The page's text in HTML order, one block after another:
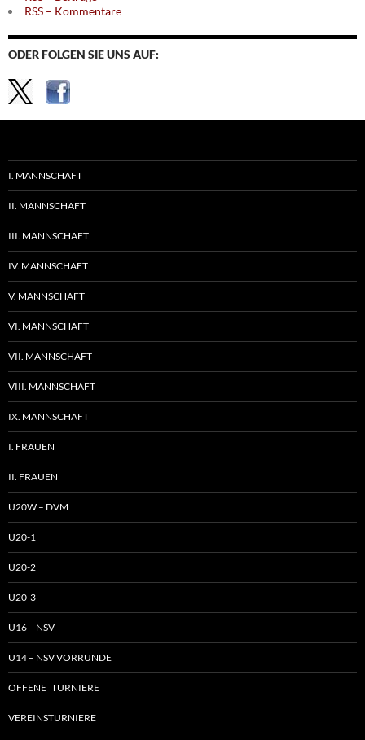
RSS – Kommentare
ODER FOLGEN SIE UNS AUF:
I. MANNSCHAFT
II. MANNSCHAFT
III. MANNSCHAFT
IV. MANNSCHAFT
V. MANNSCHAFT
VI. MANNSCHAFT
VII. MANNSCHAFT
VIII. MANNSCHAFT
IX. MANNSCHAFT
I. FRAUEN
II. FRAUEN
U20W – DVM
U20-1
U20-2
U20-3
U16 – NSV
U14 – NSV VORRUNDE
OFFENE TURNIERE
VEREINSTURNIERE